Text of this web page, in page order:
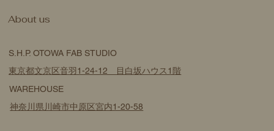
S.H.P. OTOWA FAB STUDIO
東京都文京区音羽1-24-12 目白坂ハウス1階
WAREHOUSE
神奈川県川崎市中原区宮内1-20-58
​About us